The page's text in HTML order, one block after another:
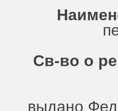
Св-во о
выдано